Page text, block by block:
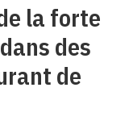
la forte
des
de